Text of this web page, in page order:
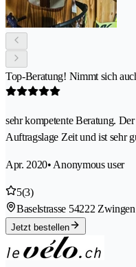
Top-Beratung! Nimmt sich
sehr kompetente Beratung.
Auftragslage Zeit und ist sehr
Apr. 2020• Anonymous user
5(3)
Baselstrasse 54222 Zwingen
Jetzt bestellen